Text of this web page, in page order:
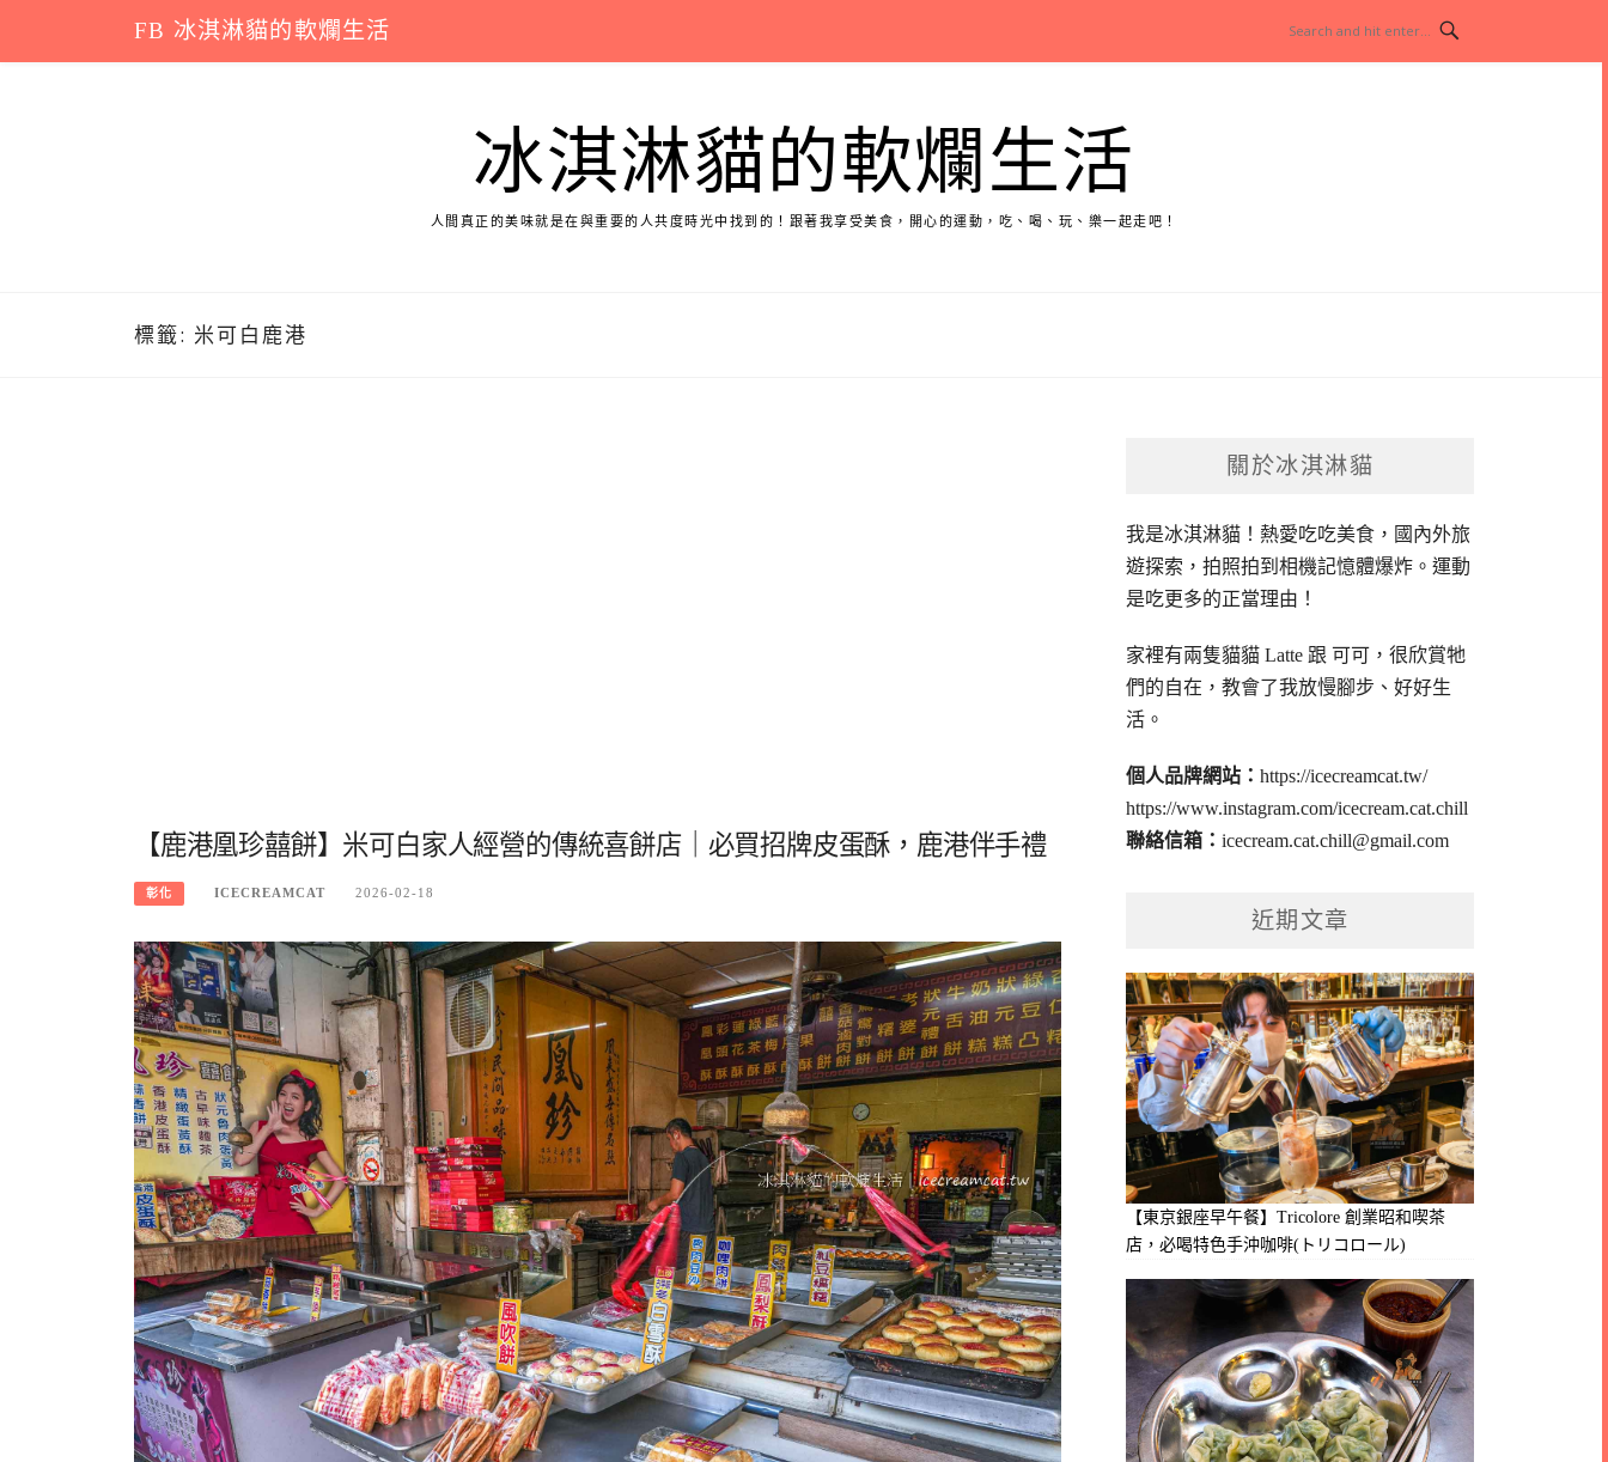
content
FB 冰淇淋貓的軟爛生活
冰淇淋貓的軟爛生活
人間真正的美味就是在與重要的人共度時光中找到的！跟著我享受美食，開心的運動，吃、喝、玩、樂一起走吧！
標籤: 米可白鹿港
【鹿港凰珍囍餅】米可白家人經營的傳統喜餅店｜必買招牌皮蛋酥，鹿港伴手禮
彰化 ICECREAMCAT 2026-02-18
關於冰淇淋貓
我是冰淇淋貓！ 熱愛吃吃美食，國內外旅
遊探索，拍照拍到相機記憶體爆炸。運動
是吃更多的正當理由！
家裡有兩隻貓貓 Latte 跟 可可，很欣賞牠
們的自在，教會了我放慢腳步、好好生
活。
個人品牌網站：https://icecreamcat.tw/
https://www.instagram.com/icecream.cat.chill
聯絡信箱：icecream.cat.chill@gmail.com
近期文章
【東京銀座早午餐】Tricolore 創業昭和喫茶
店，必喝特色手沖咖啡(トリコロール)